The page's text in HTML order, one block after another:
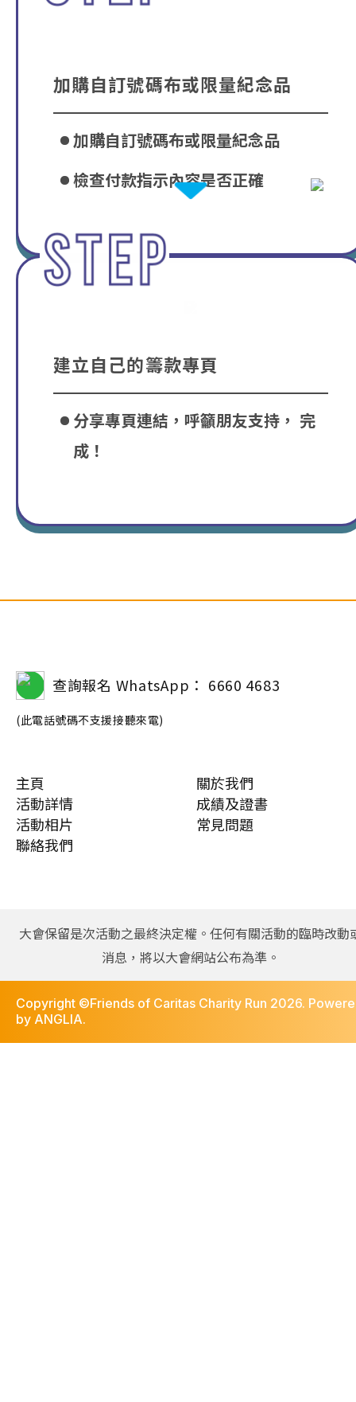
加購自訂號碼布或限量紀念品
加購自訂號碼布或限量紀念品
檢查付款指示內容是否正確
建立自己的籌款專頁
分享專頁連結，呼籲朋友支持， 完
成！
查詢報名 WhatsApp： 6660 4683
(此電話號碼不支援接聽來電)
主頁
關於我們
活動詳情
成績及證書
活動相片
常見問題
聯絡我們
大會保留是次活動之最終決定權。任何有關活動的臨時改動
消息，將以大會網站公布為準。
Copyright ©Friends of Caritas Charity Run 2026.
by ANGLIA.